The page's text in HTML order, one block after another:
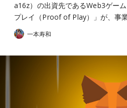
a16z）の出資先であるWeb3ゲー
プレイ（Proof of Play）」が、事
一本寿和